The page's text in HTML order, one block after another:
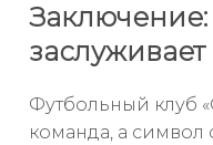
Заключение:
Футбольный клуб
команда, а символ